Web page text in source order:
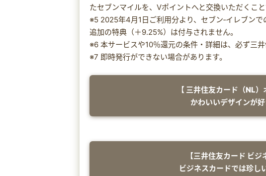
たセブンマイルを、Vポイントへと交換いただくこと
※5 2025年4月1日ご利用分より、セブン‐イレブン
追加の特典（＋9.25%）は付与されません。
※6 本サービスや10％還元の条件・詳細は、必ず三
※7 即時発行ができない場合があります。
【 三井住友カード（NL）
かわいいデザインが
【三井住友カード ビジ
ビジネスカードでは珍し